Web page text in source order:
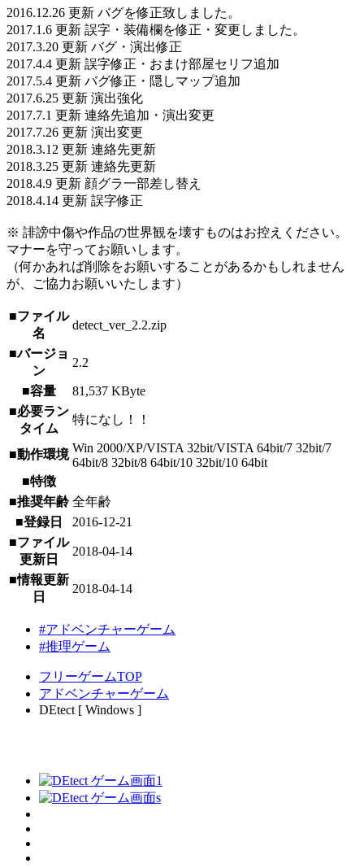
2016.12.26 更新 バグを修正致しました。
2017.1.6 更新 誤字・装備欄を修正・変更しました。
2017.3.20 更新 バグ・演出修正
2017.4.4 更新 誤字修正・おまけ部屋セリフ追加
2017.5.4 更新 バグ修正・隠しマップ追加
2017.6.25 更新 演出強化
2017.7.1 更新 連絡先追加・演出変更
2017.7.26 更新 演出変更
2018.3.12 更新 連絡先更新
2018.3.25 更新 連絡先更新
2018.4.9 更新 顔グラ一部差し替え
2018.4.14 更新 誤字修正
※ 誹謗中傷や作品の世界観を壊すものはお控えください。
マナーを守ってお願いします。
（何かあれば削除をお願いすることがあるかもしれません
が、ご協力お願いいたします）
■ファイル
名
detect_ver_2.2.zip
■バージョ
ン
2.2
■容量
81,537 KByte
■必要ラン
タイム
特になし！！
■動作環境 Win 2000/XP/VISTA 32bit/VISTA 64bit/7 32bit/7
64bit/8 32bit/8 64bit/10 32bit/10 64bit
■特徴
■推奨年齢 全年齢
■登録日
2016-12-21
■ファイル
更新日
2018-04-14
■情報更新
日
2018-04-14
#アドベンチャーゲーム
#推理ゲーム
フリーゲームTOP
アドベンチャーゲーム
DEtect [ Windows ]